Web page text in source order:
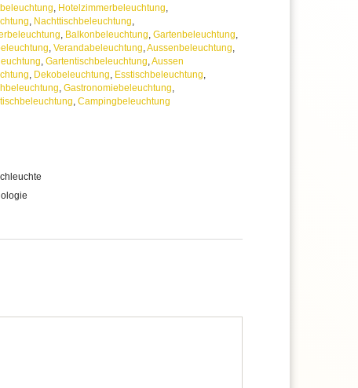
, Hotelzimmerbeleuchtung,
, Nachttischbeleuchtung,
, Balkonbeleuchtung, Gartenbeleuchtung,
, Verandabeleuchtung,Aussenbeleuchtung,
, Gartentischbeleuchtung,Aussen
, Dekobeleuchtung, Esstischbeleuchtung,
, Gastronomiebeleuchtung,
, Campingbeleuchtung